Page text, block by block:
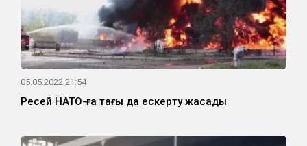
05.05.2022 21:54
Ресей НАТО-ға тағы да ескерту жасады